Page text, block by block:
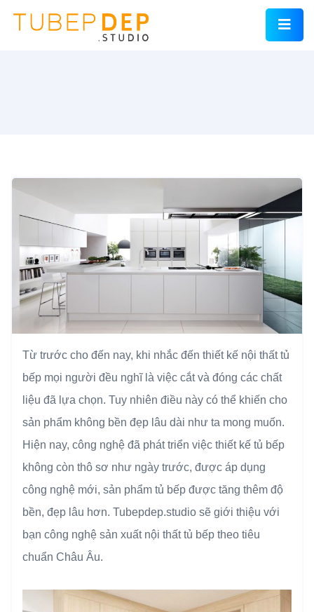
Từ trước cho đến nay, khi nhắc đến thiết kế nội thất tủ
bếp mọi người đều nghĩ là việc cắt và đóng các chất
liệu đã lựa chọn. Tuy nhiên điều này có thể khiến cho
sản phẩm không bền đẹp lâu dài như ta mong muốn.
Hiện nay, công nghệ đã phát triển việc thiết kế tủ bếp
không còn thô sơ như ngày trước, được áp dụng
công nghệ mới, sản phẩm tủ bếp được tăng thêm độ
bền, đẹp lâu hơn. Tubepdep.studio sẽ giới thiệu với
bạn công nghệ sản xuất nội thất tủ bếp theo tiêu
chuẩn Châu Âu.